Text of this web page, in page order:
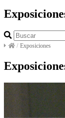
/ Exposiciones